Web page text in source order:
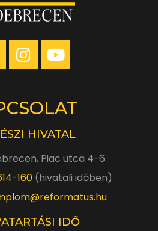
HIVATAL
Piac utca 4-6.
160(hivatali időben)
IDŐ